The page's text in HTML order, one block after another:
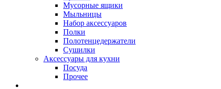
Мусорные ящики
Мыльницы
Набор аксессуаров
Полки
Полотенцедержатели
Сушилки
Аксессуары для кухни
Посуда
Прочее